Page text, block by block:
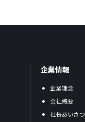
企業情報
企業理念
会社概要
社長あいさつ